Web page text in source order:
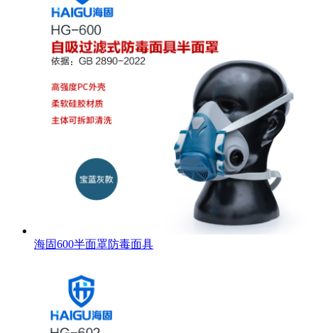
海固600半面罩防毒面具